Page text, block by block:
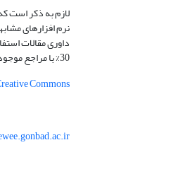
لازم به ذکر است
نرم افزارهای
داوری مقالات
30% با مراجع موجود قبلی، مقاله رد خواهد شد.
Commons